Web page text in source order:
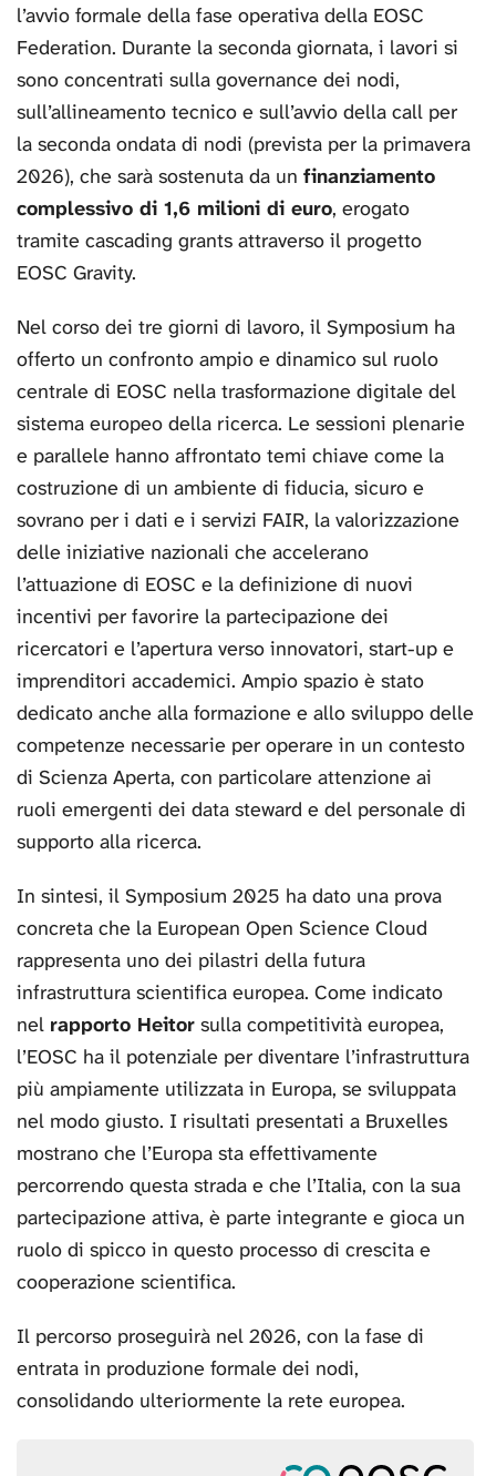
l’avvio formale della fase operativa della EOSC
Federation. Durante la seconda giornata, i lavori si
sono concentrati sulla governance dei nodi,
sull’allineamento tecnico e sull’avvio della call per
la seconda ondata di nodi (prevista per la primavera
2026), che sarà sostenuta da un finanziamento
complessivo di 1,6 milioni di euro, erogato
tramite cascading grants attraverso il progetto
EOSC Gravity.
Nel corso dei tre giorni di lavoro, il Symposium ha
offerto un confronto ampio e dinamico sul ruolo
centrale di EOSC nella trasformazione digitale del
sistema europeo della ricerca. Le sessioni plenarie
e parallele hanno affrontato temi chiave come la
costruzione di un ambiente di fiducia, sicuro e
sovrano per i dati e i servizi FAIR, la valorizzazione
delle iniziative nazionali che accelerano
l’attuazione di EOSC e la definizione di nuovi
incentivi per favorire la partecipazione dei
ricercatori e l’apertura verso innovatori, start-up e
imprenditori accademici. Ampio spazio è stato
dedicato anche alla formazione e allo sviluppo delle
competenze necessarie per operare in un contesto
di Scienza Aperta, con particolare attenzione ai
ruoli emergenti dei data steward e del personale di
supporto alla ricerca.
In sintesi, il Symposium 2025 ha dato una prova
concreta che la European Open Science Cloud
rappresenta uno dei pilastri della futura
infrastruttura scientifica europea. Come indicato
nel rapporto Heitor sulla competitività europea,
l’EOSC ha il potenziale per diventare l’infrastruttura
più ampiamente utilizzata in Europa, se sviluppata
nel modo giusto. I risultati presentati a Bruxelles
mostrano che l’Europa sta effettivamente
percorrendo questa strada e che l’Italia, con la sua
partecipazione attiva, è parte integrante e gioca un
ruolo di spicco in questo processo di crescita e
cooperazione scientifica.
Il percorso proseguirà nel 2026, con la fase di
entrata in produzione formale dei nodi,
consolidando ulteriormente la rete europea.